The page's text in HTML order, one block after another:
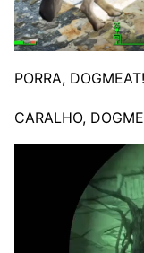
PORRA,
CARALHO,